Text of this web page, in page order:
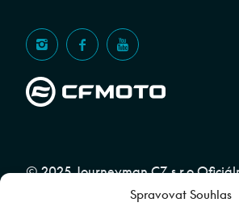
Spravovat Souhlas
© 2025 Journeyman CZ s.r.o
značky CFMOTO pro ČR a SR | Web